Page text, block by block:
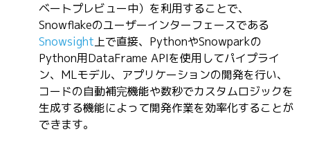
ベートプレビュー中）を利用することで、
Snowflakeのユーザーインターフェースである
Snowsight上で直接、PythonやSnowparkの
Python用DataFrame APIを使用してパイプライ
ン、MLモデル、アプリケーションの開発を行い、
コードの自動補完機能や数秒でカスタムロジックを
生成する機能によって開発作業を効率化することが
できます。